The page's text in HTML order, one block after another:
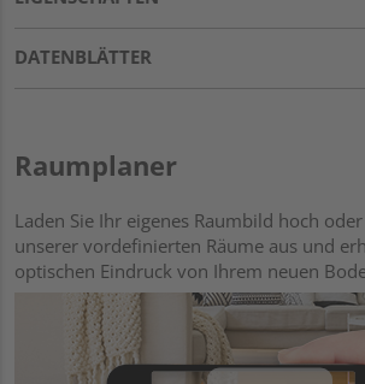
DATENBLÄTTER
Raumplaner
Laden Sie Ihr eigenes Raumbild hoch
unserer vordefinierten Räume aus und
optischen Eindruck von Ihrem neuen